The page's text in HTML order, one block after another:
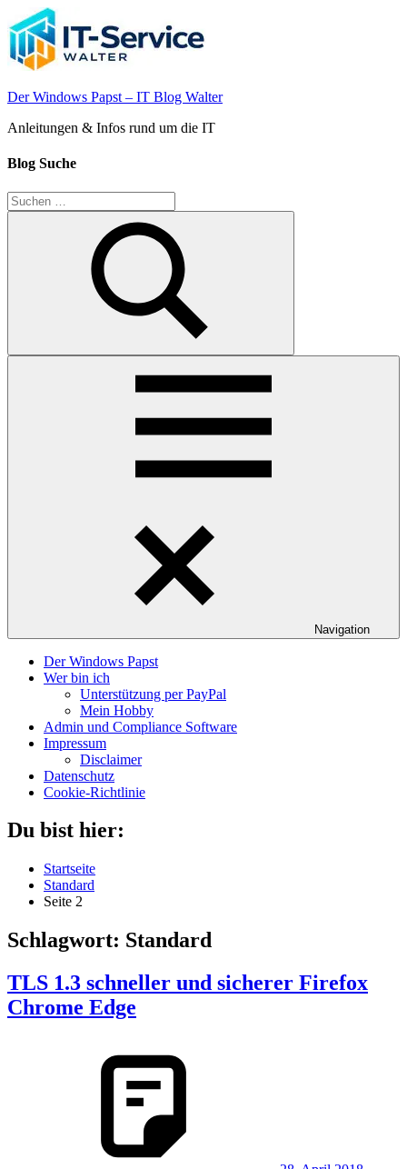
Zum
Inhalt
springen
Der Windows Papst – IT Blog Walter
Anleitungen & Infos rund um die IT
Blog Suche
Suchen
nach:
Suchen
Navigation
Der Windows Papst
Wer bin ich
Unterstützung per PayPal
Mein Hobby
Admin und Compliance Software
Impressum
Disclaimer
Datenschutz
Cookie-Richtlinie
Du bist hier:
Startseite
Standard
Seite 2
Schlagwort: Standard
TLS 1.3 schneller und sicherer Firefox
Chrome Edge